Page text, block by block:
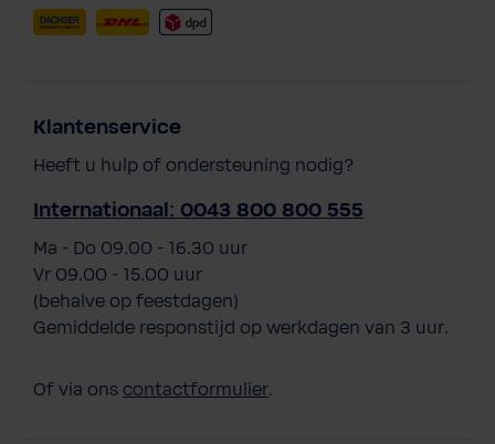
Klantenservice
Heeft u hulp of ondersteuning nodig?
Internationaal: 0043 800 800 555
Ma - Do 09.00 - 16.30 uur
Vr 09.00 - 15.00 uur
(behalve op feestdagen)
Gemiddelde responstijd op werkdagen van 3 uur.
Of via ons contactformulier.